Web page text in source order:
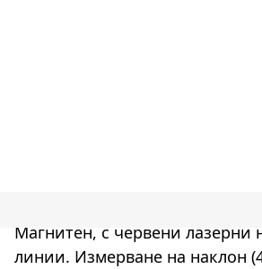
Магнитен, с червени лазерни
линии. Измерване на наклон